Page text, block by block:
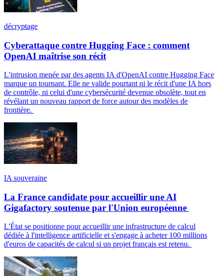
décryptage
Cyberattaque contre Hugging Face : comment
OpenAI maîtrise son récit
L'intrusion menée par des agents IA d'OpenAI contre Hugging Face
marque un tournant. Elle ne valide pourtant ni le récit d'une IA hors
de contrôle, ni celui d'une cybersécurité devenue obsolète, tout en
révélant un nouveau rapport de force autour des modèles de
frontière.
IA souveraine
La France candidate pour accueillir une AI
Gigafactory soutenue par l'Union européenne
L'État se positionne pour accueillir une infrastructure de calcul
dédiée à l'intelligence artificielle et s'engage à acheter 100 millions
d'euros de capacités de calcul si un projet français est retenu.